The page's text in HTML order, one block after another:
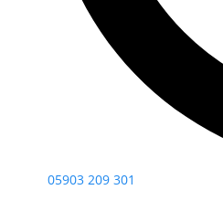
05903 209 301